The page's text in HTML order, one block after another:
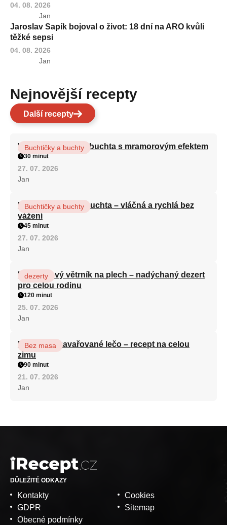
04. 08. 2026
Jan
Jaroslav Sapík bojoval o život: 18 dní na ARO kvůli
těžké sepsi
04. 08. 2026
Jan
Nejnovější recepty
Další recepty
Vláčná olejová litá buchta s mramorovým efektem
Buchtičky a buchty
30 minut
27. 07. 2026
Jan
Hrnková maková buchta – vláčná a rychlá bez
vážení
Buchtičky a buchty
45 minut
27. 07. 2026
Jan
Karamelový větrník na plech – nadýchaný dezert
pro celou rodinu
dezerty
120 minut
25. 07. 2026
Jan
Babiččino zavařované lečo – recept na celou
zimu
Bez masa
90 minut
21. 07. 2026
Jan
DŮLEŽITÉ ODKAZY
Kontakty
GDPR
Obecné podmínky
Cookies
Sitemap